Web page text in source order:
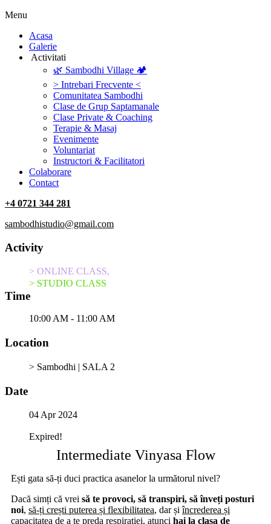
Menu
‎Acasa
Galerie
‎ ‎Activitati‎
🌿 Sambodhi Village 🏕️
> Intrebari Frecvente <
Comunitatea Sambodhi
Clase de Grup Saptamanale
Clase Private & Coaching
Terapie & Masaj
‎Evenimente
Voluntariat
‏‏‎Instructori & Facilitatori
Colaborare
Contact
+4 0721 344 281
sambodhistudio@gmail.com
Activity
> ONLINE CLASS,
> STUDIO CLASS
Time
10:00 AM - 11:00 AM
Location
> Sambodhi | SALA 2
Date
04 Apr 2024
Expired!
Intermediate Vinyasa Flow
Ești gata să-ți duci practica asanelor la următorul nivel?
Dacă simți că vrei să te provoci, să transpiri, să înveți posturi
noi, să-ți crești puterea și flexibilitatea, dar șiîncrederea și
capacitatea de a te preda respirației, atunci hai la clasa de